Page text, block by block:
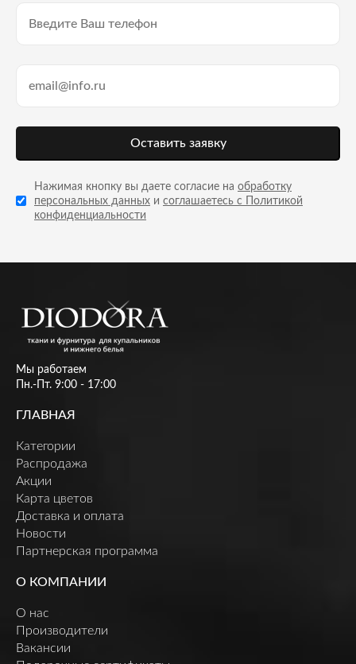
Оставить заявку
Нажимая кнопку вы даете согласие на обработку
персональных данных и соглашаетесь с Политикой
конфиденциальности
Мы работаем
Пн.-Пт. 9:00 - 17:00
ГЛАВНАЯ
Категории
Распродажа
Акции
Карта цветов
Доставка и оплата
Новости
Партнерская программа
О КОМПАНИИ
О нас
Производители
Вакансии